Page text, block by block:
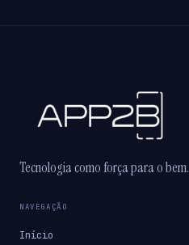
Tecnologia como força para o bem.
NAVEGAÇÃO
Início